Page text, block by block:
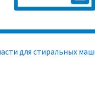
для стиральных